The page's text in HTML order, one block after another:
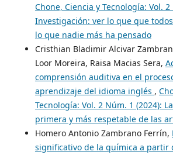
Chone, Ciencia y Tecnología: Vol. 2
Investigación: ver lo que que
lo que nadie más ha pensado
Cristhian Bladimir Alcivar
Loor Moreira, Raisa Macias Sera,
comprensión auditiva en el
aprendizaje del idioma inglés ,
Tecnología: Vol. 2 Núm. 1 (2024):
primera y más respetable de las
Homero Antonio Zambrano Ferrín,
significativo de la química a partir